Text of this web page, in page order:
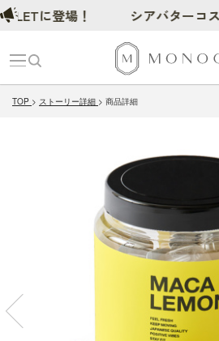
TOP ストーリー詳細 商品詳細
に登場！ シアバターコスメ